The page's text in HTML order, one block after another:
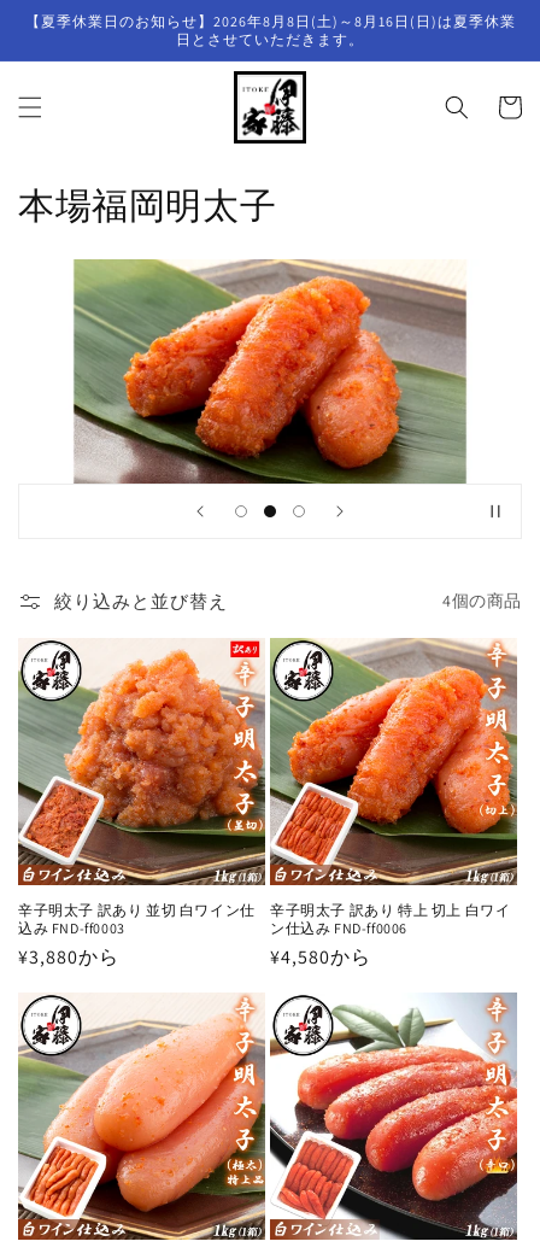
ンツに
【夏季休業日のお知らせ】2026年8月8日(土)～8月16日(日)は夏季休業
日とさせていただきます。
ー
コ
本場福岡明太子
絞り込みと並び替え 4個の商品
辛子明太子 訳あり 並切 白ワイン仕
込み FND-ff0003
通
価
格
¥3,880から
辛子明太子 訳あり 特上 切上 白ワイ
ン仕込み FND-ff0006
通
価
格
¥4,580から